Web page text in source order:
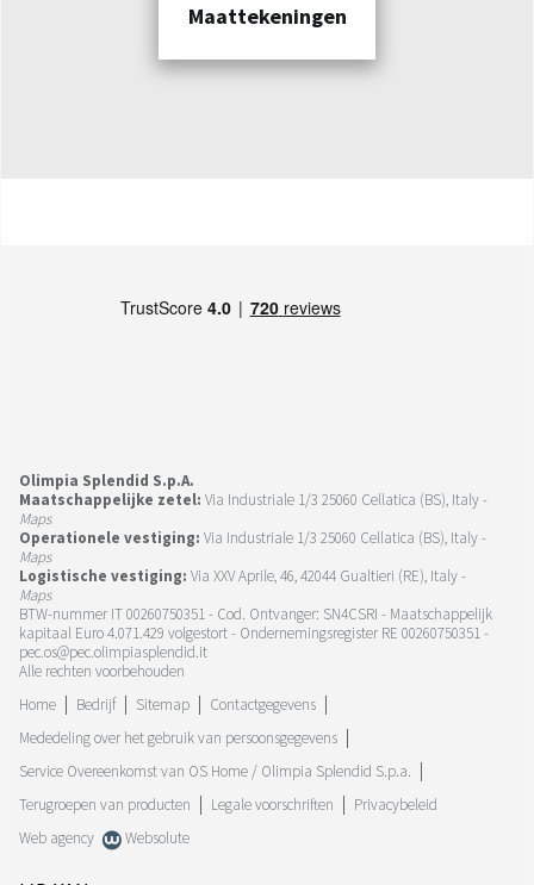
Maattekeningen
Olimpia Splendid S.p.A.
Maatschappelijke zetel: Via Industriale 1/3 25060 Cellatica (BS), Italy -
Maps
Operationele vestiging: Via Industriale 1/3 25060 Cellatica (BS), Italy -
Maps
Logistische vestiging: Via XXV Aprile, 46, 42044 Gualtieri (RE), Italy -
Maps
BTW-nummer IT 00260750351 - Cod. Ontvanger: SN4CSRI - Maatschappelijk
kapitaal Euro 4.071.429 volgestort - Ondernemingsregister RE 00260750351 -
pec.os@pec.olimpiasplendid.it
Alle rechten voorbehouden
Home
Bedrijf Sitemap
Contactgegevens
Mededeling over het gebruik van persoonsgegevens
Service Overeenkomst van OS Home / Olimpia Splendid S.p.a.
Terugroepen van producten
Legale voorschriften
Privacybeleid
Web agency
Websolute